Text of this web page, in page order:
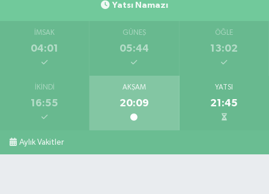
Yatsı Namazı
İMSAK
04:01
GÜNEŞ
05:44
ÖĞLE
13:02
İKINDI
16:55
AKŞAM
20:09
YATSI
21:45
Aylık Vakitler